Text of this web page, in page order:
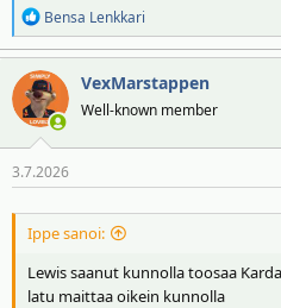
R
e
a
k
t
i
o
t
Bensa Lenkkari
VexMarstappen
Well-known member
3.7.2026
Ippe sanoi:
Lewis saanut kunnolla toosaa
latu maittaa oikein kunnolla